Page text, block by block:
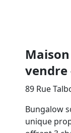
vendre
89 Rue
Bungalow
unique